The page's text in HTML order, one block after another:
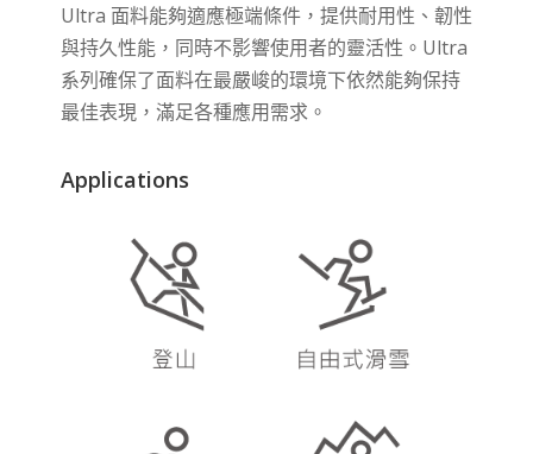
Ultra 面料能夠適應極端條件，提供耐用性、韌性
與持久性能，同時不影響使用者的靈活性。Ultra
系列確保了面料在最嚴峻的環境下依然能夠保持
最佳表現，滿足各種應用需求。
Applications